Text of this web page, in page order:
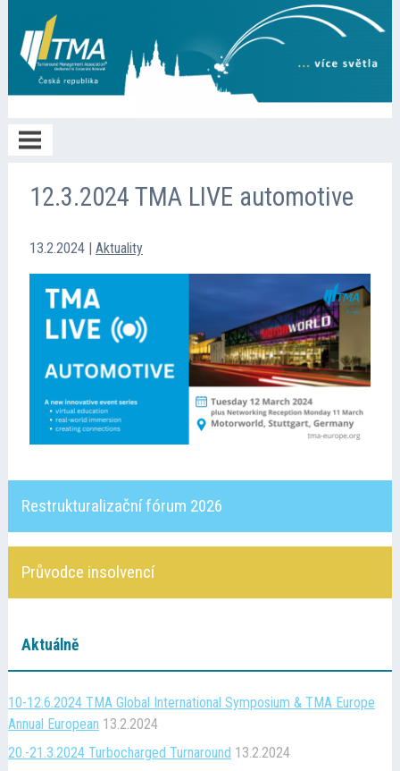
Home
O TMA
Členství
Spolupráce
Kontakt
Cena TMA
Průvodce insolvencí
12.3.2024 TMA LIVE automotive
13.2.2024| Aktuality
Restrukturalizační fórum 2026
Průvodce insolvencí
Aktuálně
10-12.6.2024 TMA Global International Symposium & TMA Europe
Annual European 13.2.2024
20.-21.3.2024 Turbocharged Turnaround 13.2.2024